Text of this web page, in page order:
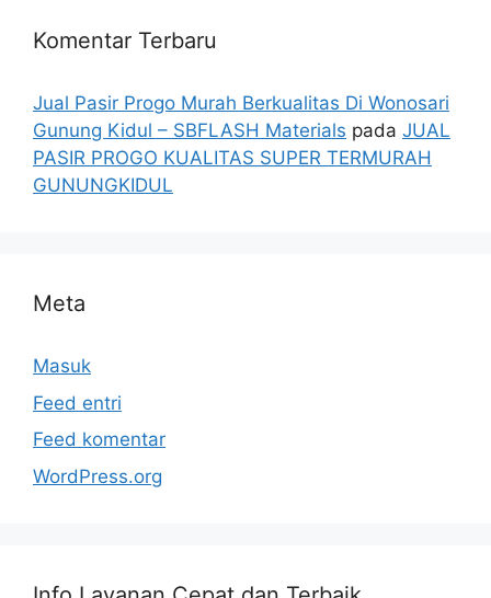
Komentar Terbaru
Jual Pasir Progo Murah Berkualitas Di Wonosari
Gunung Kidul – SBFLASH Materials pada JUAL
PASIR PROGO KUALITAS SUPER TERMURAH
GUNUNGKIDUL
Meta
Masuk
Feed entri
Feed komentar
WordPress.org